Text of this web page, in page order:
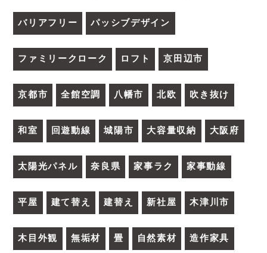
バリアフリー パッシブデザイン
ファミリークローク ロフト 京田辺市
京都市 全館空調 八幡市 北欧 吹き抜け
和室 回遊動線 城陽市 大容量収納 大阪府
太陽光パネル 奈良県 家事ラク 家事動線
平屋 建て替え 建替え 新社屋 木津川市
木目外観 無垢材 畳 自然素材 造作家具